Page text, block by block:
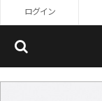
ログイン